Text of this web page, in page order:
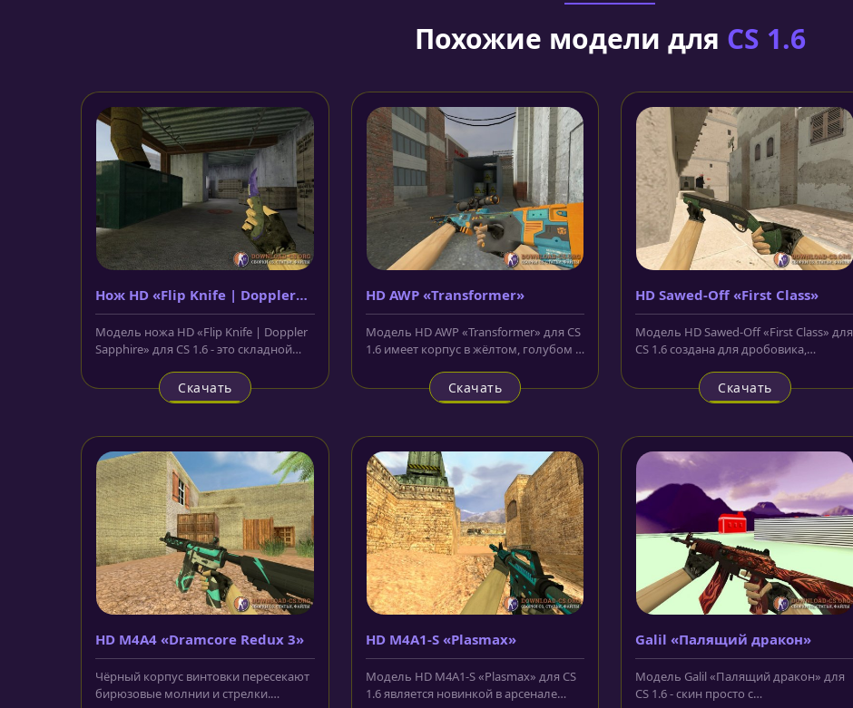
Похожие модели для CS 1.6
Нож HD «Flip Knife | Doppler
Sapphire»
Модель ножа HD «Flip Knife | Doppler
Sapphire» для CS 1.6 - это складной
Скачать
HD AWP «Transformer»
Модель HD AWP «Transformer» для CS
1.6 имеет корпус в жёлтом, голубом и
Скачать
HD Sawed-Off «First Class»
Модель HD Sawed-Off «First Class» для
CS 1.6 создана для дробовика,
Скачать
HD M4A4 «Dramcore Redux 3»
Чёрный корпус винтовки пересекают
бирюзовые молнии и стрелки.
HD M4A1-S «Plasmax»
Модель HD M4A1-S «Plasmax» для CS
1.6 является новинкой в арсенале
Galil «Палящий дракон»
Модель Galil «Палящий дракон» для
CS 1.6 - скин просто с